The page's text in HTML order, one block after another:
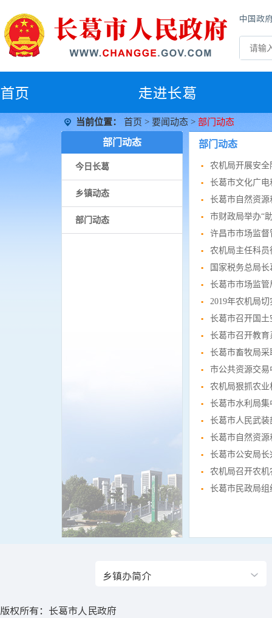
中国政
首页 走进长葛
当前位置： 首页 > 要闻动态 > 部门动态
部门动态
今日长葛
乡镇动态
部门动态
部门动态
农机局开展安全
长葛市文化广
长葛市自然资
市财政局举办“
许昌市市场监
农机局主任科员
国家税务总局
长葛市市场监管
2019年农机局
长葛市召开国
长葛市召开教
长葛市畜牧局
市公共资源交
农机局狠抓农
长葛市水利局集
长葛市人民武
长葛市自然资
长葛市公安局长
农机局召开农
长葛市民政局
乡镇办简介
版权所有：长葛市人民政府